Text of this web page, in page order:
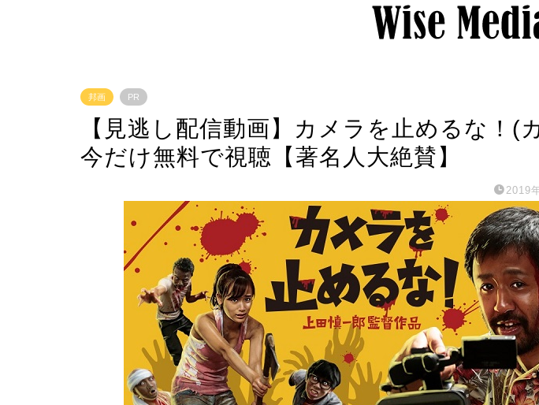
邦画 PR
【見逃し配信動画】カメラを止めるな！(
今だけ無料で視聴【著名人大絶賛】
2019